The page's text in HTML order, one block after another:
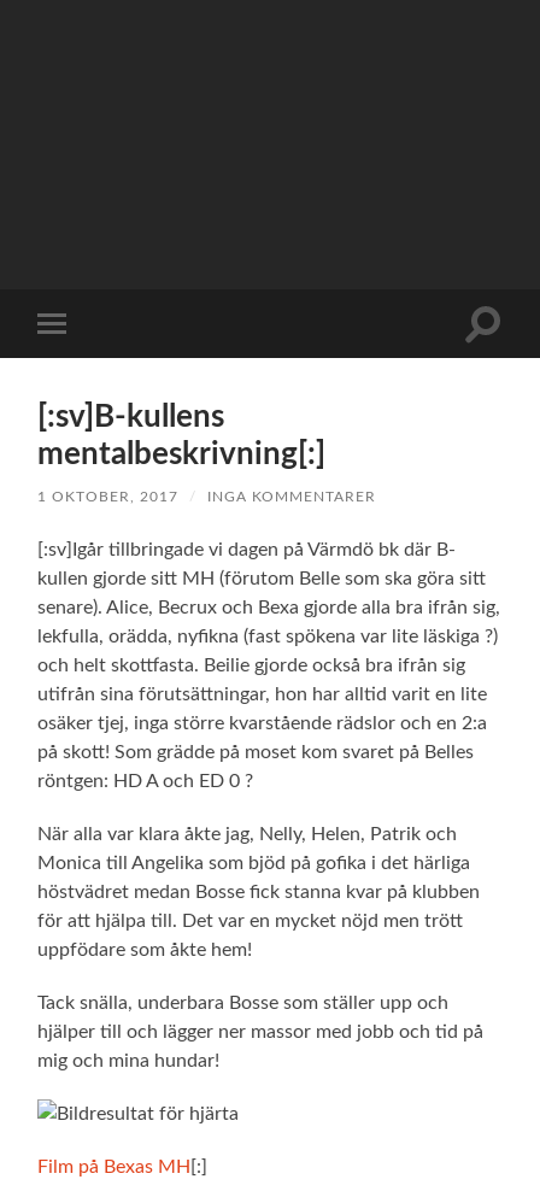
på/av
Slå
[:sv]B-kullens
mentalbeskrivning[:]
1 OKTOBER, 2017 / INGA KOMMENTARER
[:sv]Igår tillbringade vi dagen på Värmdö bk där B-
kullen gjorde sitt MH (förutom Belle som ska göra sitt
senare). Alice, Becrux och Bexa gjorde alla bra ifrån sig,
lekfulla, orädda, nyfikna (fast spökena var lite läskiga ?)
och helt skottfasta. Beilie gjorde också bra ifrån sig
utifrån sina förutsättningar, hon har alltid varit en lite
osäker tjej, inga större kvarstående rädslor och en 2:a
på skott! Som grädde på moset kom svaret på Belles
röntgen: HD A och ED 0 ?
När alla var klara åkte jag, Nelly, Helen, Patrik och
Monica till Angelika som bjöd på gofika i det härliga
höstvädret medan Bosse fick stanna kvar på klubben
för att hjälpa till. Det var en mycket nöjd men trött
uppfödare som åkte hem!
Tack snälla, underbara Bosse som ställer upp och
hjälper till och lägger ner massor med jobb och tid på
mig och mina hundar!
Film på Bexas MH[:]